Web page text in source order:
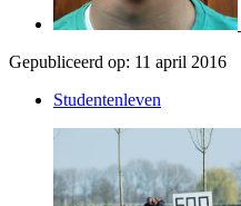
Gepubliceerd op: 11 april 2016
Studentenleven